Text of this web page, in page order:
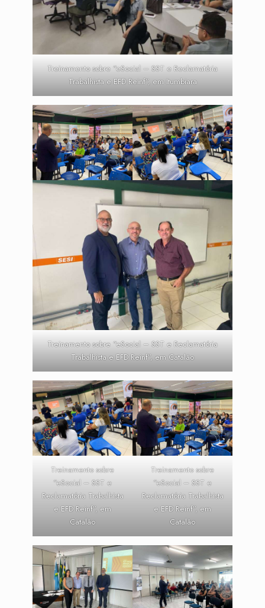
Treinamento sobre “eSocial – SST e Reclamatória
Trabalhista e EFD Reinf”, em Itumbiara
Treinamento sobre “eSocial – SST e Reclamatória
Trabalhista e EFD Reinf”, em Catalão
Treinamento sobre
“eSocial – SST e
Reclamatória Trabalhista
e EFD Reinf”, em
Catalão
Treinamento sobre
“eSocial – SST e
Reclamatória Trabalhista
e EFD Reinf”, em
Catalão